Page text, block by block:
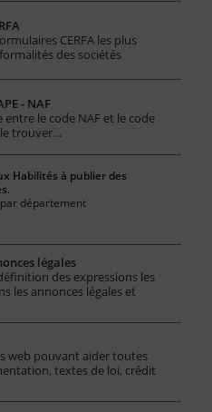
CERFA les plus
des sociétés
- NAF
entre le code NAF et le code
le trouver…
Habilités à publier des
département
légales
des expressions les
les annonces légales et
web pouvant aider toutes
textes de loi, crédit